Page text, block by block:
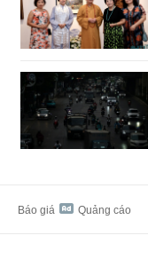
Báo giá Quảng cáo